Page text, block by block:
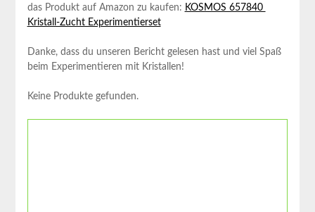
das Produkt ⁤auf Amazon zu kaufen: KOSMOS 657840 ​
Kristall-Zucht Experimentierset
Danke, dass du‍ unseren Bericht gelesen hast und viel Spaß
beim Experimentieren mit Kristallen!
Keine Produkte gefunden.